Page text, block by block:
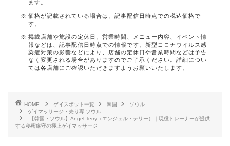
ます。
価格が記載されている場合は、記事配信日時点での税込価格で
す。
掲載店舗や施設の定休日、営業時間、メニュー内容、イベント情
報などは、記事配信日時点での情報です。新型コロナウイルス感
染症対策の影響などにより、店舗の定休日や営業時間などは予告
なく変更される場合がありますのでご了承ください。詳細につい
ては各店舗にご確認いただきますようお願いいたします。
HOME ゲイスポット一覧 韓国
ソウル
ゲイマッサージ・売り専-ソウル
【韓国・ソウル】Angel Terry（エンジェル・テリー）｜現役トレーナーが提供
する秘密厳守の極上ゲイマッサージ